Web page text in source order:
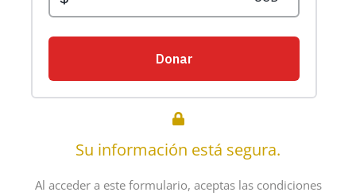
Su información está segura.
Al acceder a este formulario, aceptas las condiciones